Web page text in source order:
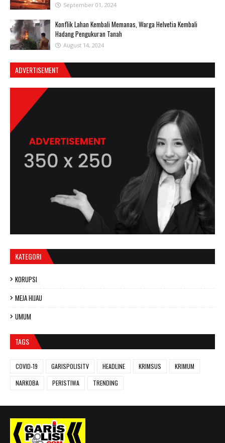
September 01, 2024
Konflik Lahan Kembali Memanas, Warga Helvetia Kembali
Hadang Pengukuran Tanah
August 14, 2024
ADVERTISEMENT
KATEGORI
KORUPSI
MEJA HIJAU
UMUM
TAGS
COVID-19 GARISPOLISITV HEADLINE KRIMSUS
KRIMUM
NARKOBA
PERISTIWA TRENDING